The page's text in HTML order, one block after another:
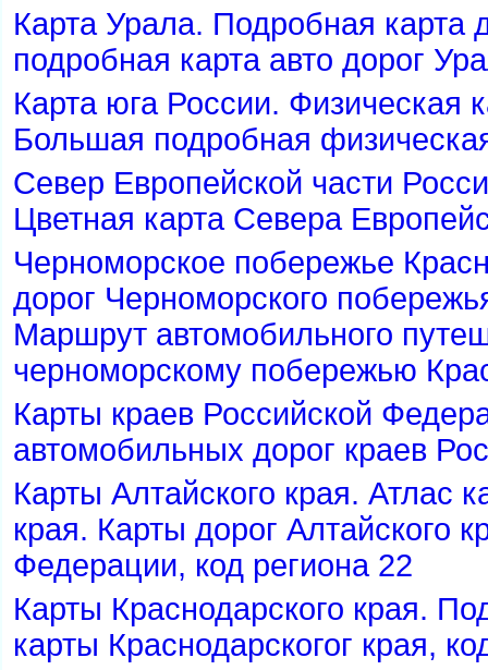
Карта Урала. Подробная карта
подробная карта авто дорог
Карта юга России. Физическая
Большая подробная
Север Европейской части
Цветная карта Севера
Черноморское побережье
дорог Черноморского
Маршрут автомобильного
черноморскому побережью
Карты краев Российской
автомобильных дорог краев
Карты Алтайского края. Атлас
края. Карты дорог Алтайского
Федерации, код региона 22
Карты Краснодарского края.
карты Краснодарскогог края,